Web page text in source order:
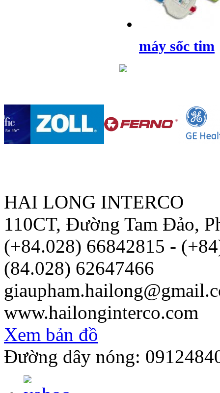
máy sốc tim
HAI LONG INTERCO
110CT, Đường Tam Đảo,
(+84.028) 66842815 -
(84.028) 62647466
www.hailonginterco.com
Xem bản đồ
Đường dây nóng: